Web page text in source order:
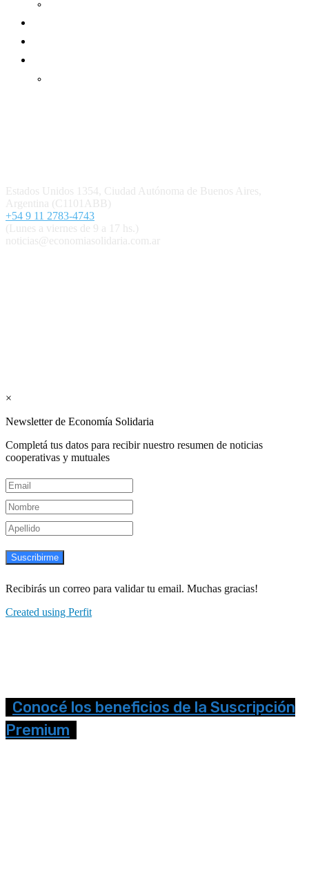
Estados Unidos 1354, Ciudad Autónoma de Buenos Aires,
Argentina (C1101ABB)
+54 9 11 2783-4743
(Lunes a viernes de 9 a 17 hs.)
noticias@economiasolidaria.com.ar
×
Newsletter de Economía Solidaria
Completá tus datos para recibir nuestro resumen de noticias
cooperativas y mutuales
Suscribirme
Recibirás un correo para validar tu email. Muchas gracias!
Created using Perfit
Conocé los beneficios de la Suscripción
Premium